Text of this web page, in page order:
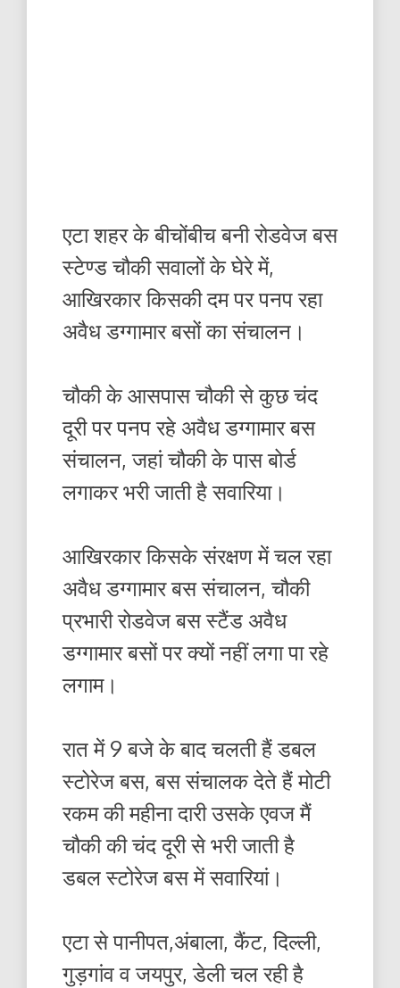
एटा शहर के बीचोंबीच बनी रोडवेज बस
स्टेण्ड चौकी सवालों के घेरे में,
आखिरकार किसकी दम पर पनप रहा
अवैध डग्गामार बसों का संचालन।
चौकी के आसपास चौकी से कुछ चंद
दूरी पर पनप रहे अवैध डग्गामार बस
संचालन, जहां चौकी के पास बोर्ड
लगाकर भरी जाती है सवारिया।
आखिरकार किसके संरक्षण में चल रहा
अवैध डग्गामार बस संचालन, चौकी
प्रभारी रोडवेज बस स्टैंड अवैध
डग्गामार बसों पर क्यों नहीं लगा पा रहे
लगाम।
रात में 9 बजे के बाद चलती हैं डबल
स्टोरेज बस, बस संचालक देते हैं मोटी
रकम की महीना दारी उसके एवज मैं
चौकी की चंद दूरी से भरी जाती है
डबल स्टोरेज बस में सवारियां।
एटा से पानीपत,अंबाला, कैंट, दिल्ली,
गुड़गांव व जयपुर, डेली चल रही है